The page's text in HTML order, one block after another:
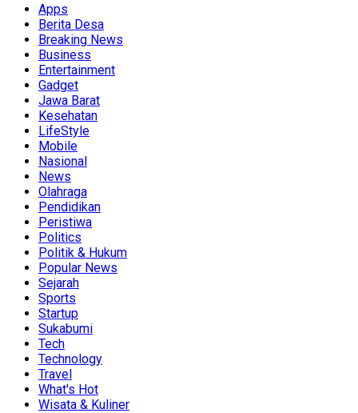
Apps
Berita Desa
Breaking News
Business
Entertainment
Gadget
Jawa Barat
Kesehatan
LifeStyle
Mobile
Nasional
News
Olahraga
Pendidikan
Peristiwa
Politics
Politik & Hukum
Popular News
Sejarah
Sports
Startup
Sukabumi
Tech
Technology
Travel
What's Hot
Wisata & Kuliner